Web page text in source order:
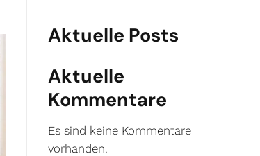
Aktuelle Posts
Aktuelle
Kommentare
Es sind keine Kommentare
vorhanden.